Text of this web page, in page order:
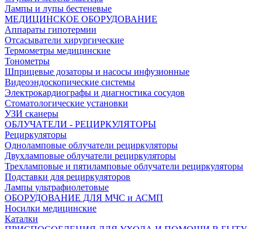
Лампы и лупы бестеневые
МЕДИЦИНСКОЕ ОБОРУДОВАНИЕ
Аппараты гипотермии
Отсасыватели хирургические
Термометры медицинские
Тонометры
Шприцевые дозаторы и насосы инфузионные
Видеоэндоскопические системы
Электрокардиографы и диагностика сосудов
Стоматологические установки
УЗИ сканеры
ОБЛУЧАТЕЛИ - РЕЦИРКУЛЯТОРЫ
Рециркуляторы
Одноламповые облучатели рециркуляторы
Двухламповые облучатели рециркуляторы
Трехламповые и пятиламповые облучатели рециркуляторы
Подставки для рециркуляторов
Лампы ультрафиолетовые
ОБОРУДОВАНИЕ ДЛЯ МЧС и АСМП
Носилки медицинские
Каталки